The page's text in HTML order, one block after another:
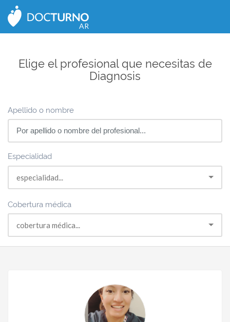
AR
Elige el profesional que necesitas de
Diagnosis
Apellido o nombre
Especialidad
Cobertura médica